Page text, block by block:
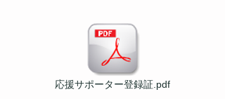
応援サポーター登録証.pdf